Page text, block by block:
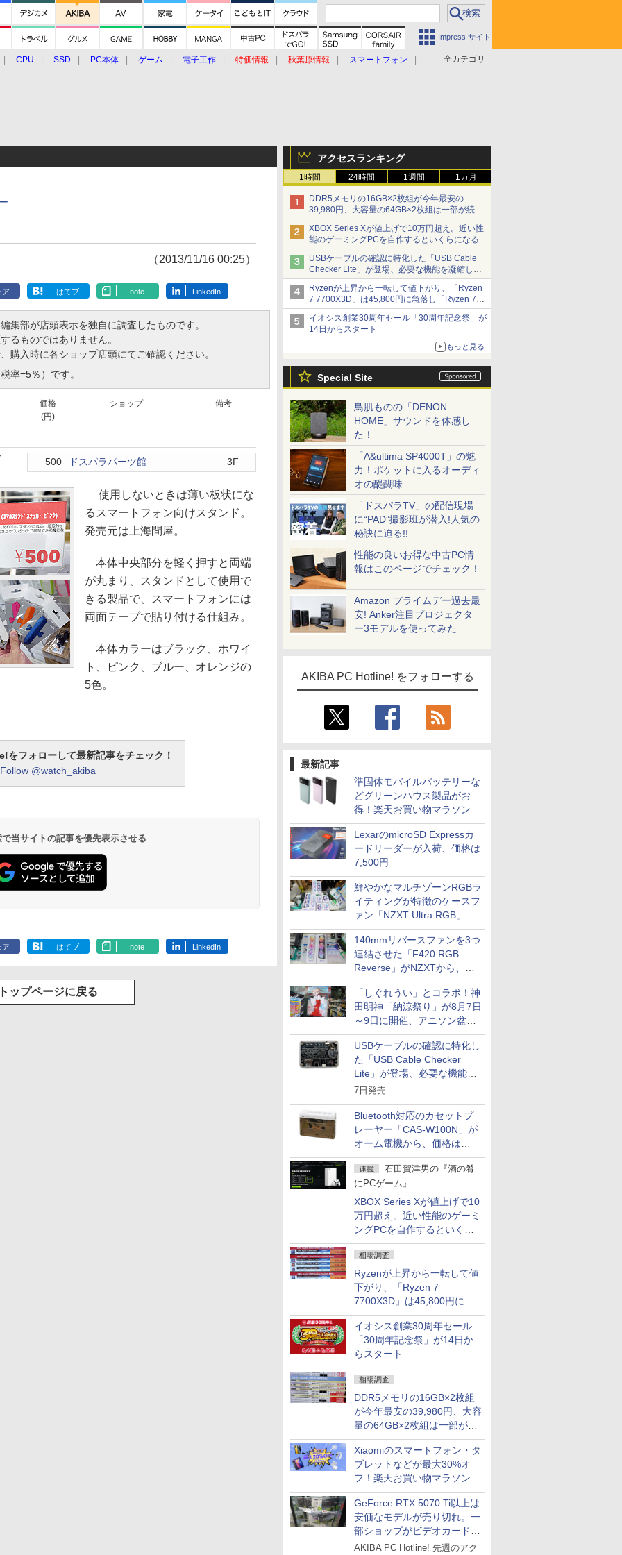
Impress サイト
全カテゴリ
CPU SSD PC本体 ゲーム 電子工作 特価情報 秋葉原情報
スマートフォン
アクセスランキング
1時間 24時間 1週間 1カ月
DDR5メモリの16GB×2枚組が今年最安の
39,980円、大容量の64GB×2枚組は一部が続騰
[8月前半のメモリ価格]
XBOX Series Xが値上げで10万円超え。近い性
能のゲーミングPCを自作するといくらになる？
【石田賀津男の『酒の肴にPCゲーム』】
USBケーブルの確認に特化した「USB Cable
Checker Lite」が登場、必要な機能を凝縮しコ
ンパクトに 7日発売
Ryzenが上昇から一転して値下がり、「Ryzen
7 7700X3D」は45,800円に急落し「Ryzen 7
7800X3D」との価格逆転解消 [8月前半のCPU
価格]
イオシス創業30周年セール「30周年記念祭」が
14日からスタート
もっと見る
Special Site
鳥肌ものの「DENON
HOME」サウンドを体感し
た！
「A&ultima SP4000T」の魅
力！ポケットに入るオーディ
オの醍醐味
「ドスパラTV」の配信現場
に“PAD”撮影班が潜入!人気の
秘訣に迫る!!
性能の良いお得な中古PC情
報はこのページでチェック！
Amazon プライムデー過去最
安! Anker注目プロジェクタ
ー3モデルを使ってみた
AKIBA PC Hotline! をフォローする
最新記事
準固体モバイルバッテリーな
どグリーンハウス製品がお
得！楽天お買い物マラソン
LexarのmicroSD Expressカ
ードリーダーが入荷、価格は
7,500円
鮮やかなマルチゾーンRGBラ
イティングが特徴のケースフ
ァン「NZXT Ultra RGB」が
発売、計8製品
140mmリバースファンを3つ
連結させた「F420 RGB
Reverse」がNZXTから、単
一フレーム採用
「しぐれうい」とコラボ！神
田明神「納涼祭り」が8月7日
～9日に開催、アニソン盆踊
りや屋台グルメなどもあり
USBケーブルの確認に特化し
た「USB Cable Checker
Lite」が登場、必要な機能を
凝縮しコンパクトに
7日発売
Bluetooth対応のカセットプ
レーヤー「CAS-W100N」が
オーム電機から、価格は
5,940円
連載
石田賀津男の『酒の肴
にPCゲーム』
XBOX Series Xが値上げで10
万円超え。近い性能のゲーミ
ングPCを自作するといくら
になる？
相場調査
Ryzenが上昇から一転して値
下がり、「Ryzen 7
7700X3D」は45,800円に急
落し「Ryzen 7 7800X3D」
との価格逆転解消 [8月前半の
CPU価格]
イオシス創業30周年セール
「30周年記念祭」が14日か
らスタート
相場調査
DDR5メモリの16GB×2枚組
が今年最安の39,980円、大容
量の64GB×2枚組は一部が続
騰 [8月前半のメモリ価格]
Xiaomiのスマートフォン・タ
ブレットなどが最大30%オ
フ！楽天お買い物マラソン
GeForce RTX 5070 Ti以上は
安価なモデルが売り切れ。一
部ショップがビデオカードの
購入制限を実施したニュース
AKIBA PC Hotline! 先週のアク
（2013/11/16 00:25）
ア はてブ note LinkedIn
集部が店頭表示を独自に調査したものです。
るものではありません。
購入時に各ショップ店頭にてご確認ください。
率=5％）です。
価格
(円)
ショップ 備考
500 ドスパラパーツ館 3F
使用しないときは薄い板状にな
るスマートフォン向けスタンド。
発売元は上海問屋。
本体中央部分を軽く押すと両端
が丸まり、スタンドとして使用で
きる製品で、スマートフォンには
両面テープで貼り付ける仕組み。
本体カラーはブラック、ホワイ
ト、ピンク、ブルー、オレンジの
5色。
フォローして最新記事をチェック！
Follow @watch_akiba
当サイトの記事を優先表示させる
ア はてブ note LinkedIn
トップページに戻る